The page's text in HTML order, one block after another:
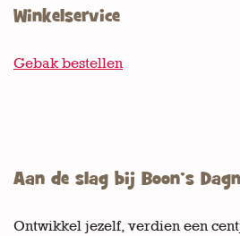
Winkelservice
Gebak bestellen
Aan de slag bij Boon’s
Ontwikkel jezelf, verdien een